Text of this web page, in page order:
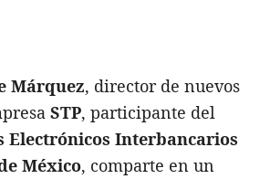
Márquez, director de nuevos
STP, participante del
Electrónicos Interbancarios
México, comparte en un